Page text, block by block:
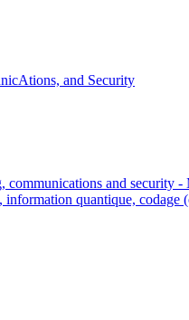
and Security
communications and security -
quantique, codage